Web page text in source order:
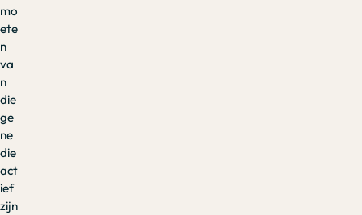
mo
ete
n
va
n
die
ge
ne
die
act
ief
zijn